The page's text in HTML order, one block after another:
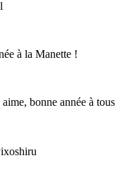
à la Manette !
bonne année à tous